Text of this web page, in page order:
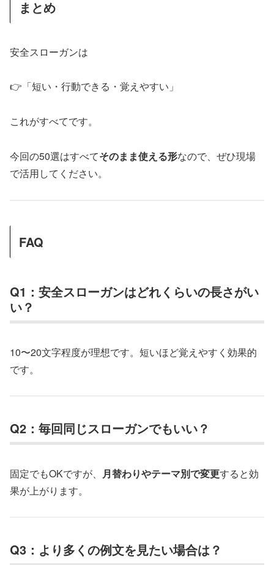
まとめ
安全スローガンは
👉「短い・行動できる・覚えやすい」
これがすべてです。
今回の50選はすべてそのまま使える形なので、ぜひ現場
で活用してください。
FAQ
Q1：安全スローガンはどれくらいの長さがい
い？
10〜20文字程度が理想です。短いほど覚えやすく効果的
です。
Q2：毎回同じスローガンでもいい？
固定でもOKですが、 月替わりやテーマ別で変更すると効
果が上がります。
Q3：より多くの例文を見たい場合は？